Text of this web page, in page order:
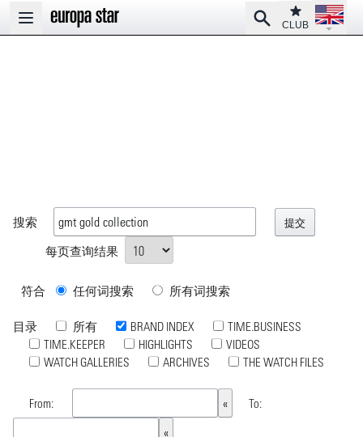
Open main menu
SearchClub
CLUB
Open
搜索
每页查询结果
符合 任何词搜索 所有词搜索
目录 所有 BRAND INDEX
TIME.BUSINESS
TIME.KEEPER
HIGHLIGHTS
VIDEOS
WATCH GALLERIES
ARCHIVES THE WATCH FILES
From: To: